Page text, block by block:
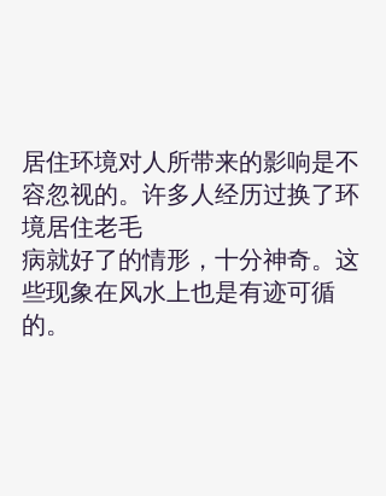
居住环境对人所带来的影响是不
容忽视的。许多人经历过换了环
境居住老毛
病就好了的情形，十分神奇。这
些现象在风水上也是有迹可循
的。